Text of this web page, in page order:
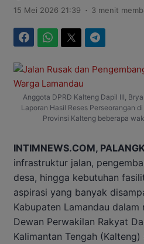
15 Mei 2026 21:39 . 3 menit
Anggota DPRD Kalteng Dapil III,
Laporan Hasil Reses Perseorangan
Provinsi Kalteng beberapa
INTIMNEWS.COM,
infrastruktur jalan,
desa, hingga kebutuhan
aspirasi yang banyak
Kabupaten Lamandau dalam
Dewan Perwakilan Rakyat
Kalimantan Tengah